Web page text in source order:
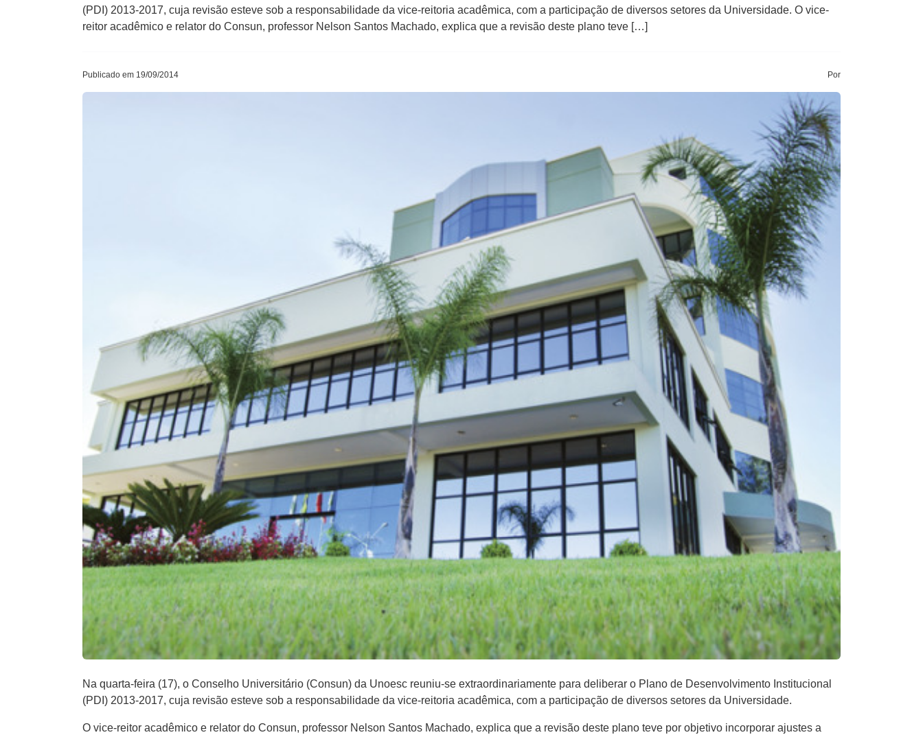
(PDI) 2013-2017, cuja revisão esteve sob a responsabilidade da vice-reitoria acadêmica, com a participação de diversos setores da Universidade. O vice-
reitor acadêmico e relator do Consun, professor Nelson Santos Machado, explica que a revisão deste plano teve […]
Publicado em 19/09/2014 Por
Na quarta-feira (17), o Conselho Universitário (Consun) da Unoesc reuniu-se extraordinariamente para deliberar o Plano de Desenvolvimento Institucional
(PDI) 2013-2017, cuja revisão esteve sob a responsabilidade da vice-reitoria acadêmica, com a participação de diversos setores da Universidade.
O vice-reitor acadêmico e relator do Consun, professor Nelson Santos Machado, explica que a revisão deste plano teve por objetivo incorporar ajustes a